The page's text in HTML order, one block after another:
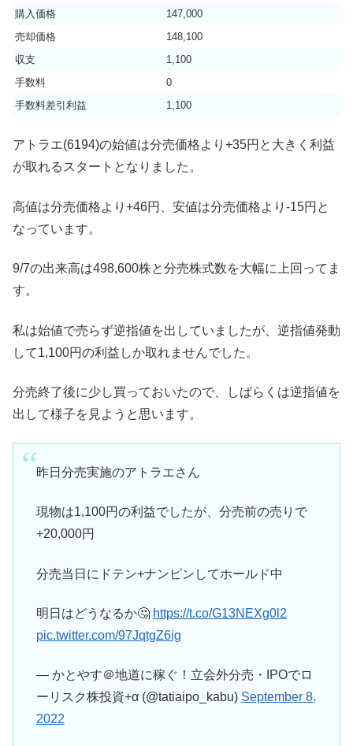
購入価格
147,000
売却価格
148,100
収支
1,100
手数料
0
手数料差引利益
1,100
アトラエ(6194)の始値は分売価格より+35円と大きく利益
が取れるスタートとなりました。
高値は分売価格より+46円、安値は分売価格より-15円と
なっています。
9/7の出来高は498,600株と分売株式数を大幅に上回ってま
す。
私は始値で売らず逆指値を出していましたが、逆指値発動
して1,100円の利益しか取れませんでした。
分売終了後に少し買っておいたので、しばらくは逆指値を
出して様子を見ようと思います。
昨日分売実施のアトラエさん
現物は1,100円の利益でしたが、分売前の売りで
+20,000円
分売当日にドテン+ナンピンしてホールド中
明日はどうなるか🤔 https://t.co/G13NEXg0l2
pic.twitter.com/97JqtgZ6ig
— かとやす＠地道に稼ぐ！立会外分売・IPOでロ
ーリスク株投資+α (@tatiaipo_kabu) September 8,
2022